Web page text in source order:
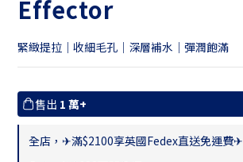
Effector
緊緻提拉｜收細毛孔｜深層補水｜彈潤飽滿
售出 1 萬+
全店，✈滿$2100享英國Fedex直送免運費✈